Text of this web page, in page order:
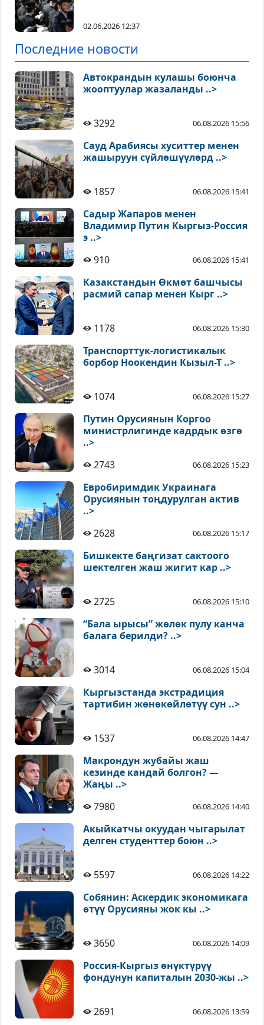
02.06.2026 12:37
Последние новости
Автокрандын кулашы боюнча
жооптуулар жазаланды ..>
3292 06.08.2026 15:56
Сауд Арабиясы хуситтер менен
жашыруун сүйлөшүүлөрд ..>
1857 06.08.2026 15:41
Садыр Жапаров менен
Владимир Путин Кыргыз-Россия
э ..>
910
06.08.2026 15:41
Казакстандын Өкмөт башчысы
расмий сапар менен Кырг ..>
1178 06.08.2026 15:30
Транспорттук-логистикалык
борбор Ноокендин Кызыл-Т ..>
1074 06.08.2026 15:27
Путин Орусиянын Коргоо
министрлигинде кадрдык өзгө
..>
2743
06.08.2026 15:23
Евробиримдик Украинага
Орусиянын тоңдурулган актив
..>
2628
06.08.2026 15:17
Бишкекте баңгизат сактоого
шектелген жаш жигит кар ..>
2725 06.08.2026 15:10
“Бала ырысы” жөлөк пулу канча
балага берилди? ..>
3014 06.08.2026 15:04
Кыргызстанда экстрадиция
тартибин жөнөкөйлөтүү сун ..>
1537 06.08.2026 14:47
Макрондун жубайы жаш
кезинде кандай болгон? —
Жаңы ..>
7980
06.08.2026 14:40
Акыйкатчы окуудан чыгарылат
делген студенттер боюн ..>
5597 06.08.2026 14:22
Собянин: Аскердик экономикага
өтүү Орусияны жок кы ..>
3650 06.08.2026 14:09
Россия-Кыргыз өнүктүрүү
фондунун капиталын 2030-жы ..>
2691 06.08.2026 13:59